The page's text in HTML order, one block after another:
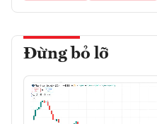
Đừng bỏ lỡ